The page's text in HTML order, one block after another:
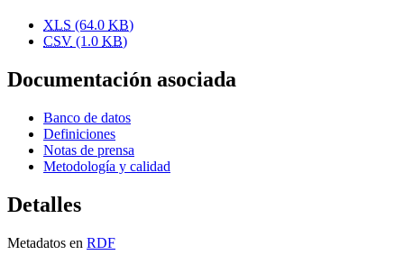
XLS (64.0 KB)
CSV (1.0 KB)
Documentación asociada
Banco de datos
Definiciones
Notas de prensa
Metodología y calidad
Detalles
Metadatos en RDF